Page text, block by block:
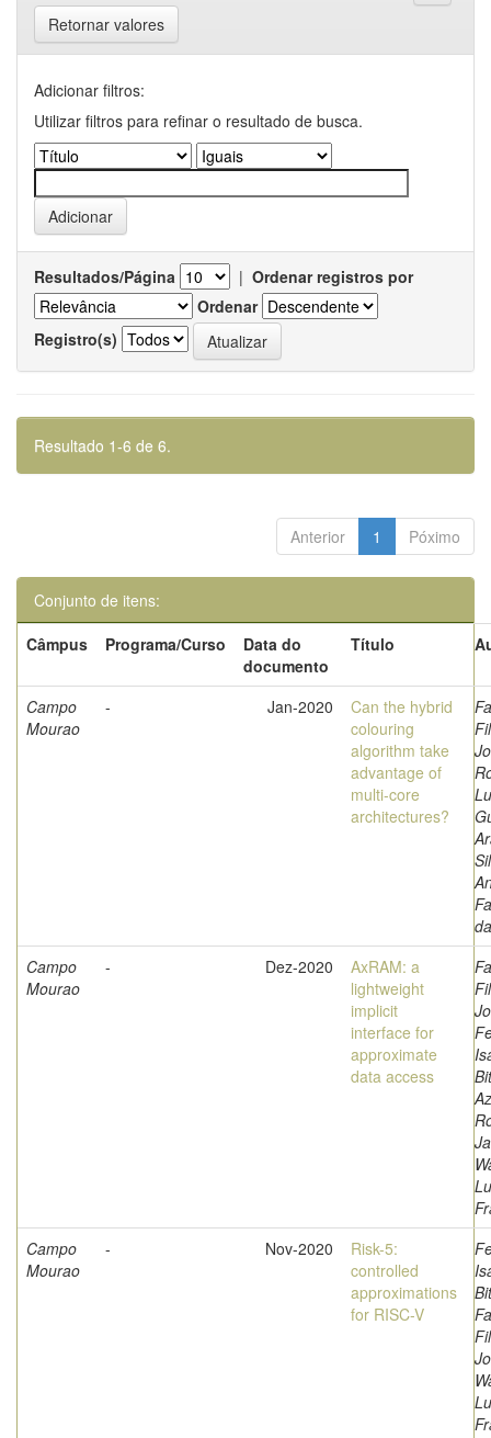
Retornar valores
Adicionar filtros:
Utilizar filtros para refinar o resultado de busca.
Resultados/Página | Ordenar registros por
Ordenar
Registro(s)
Resultado 1-6 de 6.
Anterior 1 Póximo
Conjunto de itens:
Câmpus
Programa/Curso
Data do
documento
Título
Campo
Mourao
- Jan-2020
Can the hybrid
colouring
algorithm take
advantage of
multi-core
architectures?
da
Campo
Mourao
- Dez-2020
AxRAM: a
lightweight
implicit
interface for
approximate
data access
Campo
Mourao
- Nov-2020
Risk-5:
controlled
approximations
for RISC-V